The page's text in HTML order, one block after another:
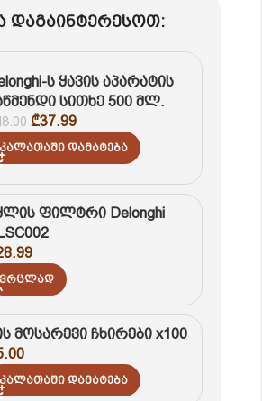
დაგაინტერესოთ:
ს ყავის აპარატის
სითხე 500 მლ.
₾37.99
Კალათაში Დამატება
ფილტრი Delonghi
Ვრცლად
მოსარევი ჩხირები x100
Კალათაში Დამატება